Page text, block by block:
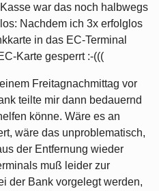
war das noch halbwegs
Nachdem ich 3x erfolglos
in das EC-Terminal
Karte gesperrt :-(((
Freitagnachmittag vor
teilte mir dann bedauernd
könne. Wäre es an
wäre das unproblematisch,
der Entfernung wieder
muß leider zur
der Bank vorgelegt werden,